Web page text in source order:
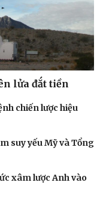
lửa đắt tiền
chiến lược hiệu
suy yếu Mỹ và Tổng
xâm lược Anh vào